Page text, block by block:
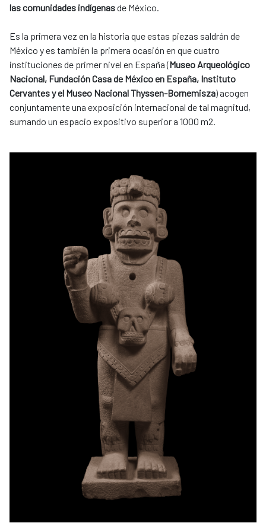
las comunidades indígenasde México.
Es la primera vez en la historia que estas piezas saldrán de
México y es también la primera ocasión en que cuatro
instituciones de primer nivel en España (Museo Arqueológico
Nacional, Fundación Casa de México en España, Instituto
Cervantes y el Museo Nacional Thyssen-Bornemisza) acogen
conjuntamente una exposición internacional de tal magnitud,
sumando un espacio expositivo superior a 1000 m2.